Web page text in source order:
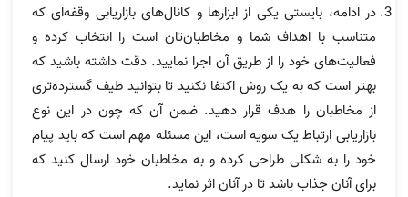
در ادامه، بایستی یکی از ابزارها و کانال‌های بازاریابی وقفه‌ای که
متناسب با اهداف شما و مخاطبان‌تان است را انتخاب کرده و
فعالیت‌های خود را از طریق آن اجرا نمایید. دقت داشته باشید که
بهتر است که به یک روش اکتفا نکنید تا بتوانید طیف گسترده‌تری
از مخاطبان را هدف قرار دهید. ضمن آن که چون در این نوع
بازاریابی ارتباط یک سویه است، این مسئله مهم است که باید پیام
خود را به شکلی طراحی کرده و به مخاطبان خود ارسال کنید که
برای آنان جذاب باشد تا در آنان اثر نماید.